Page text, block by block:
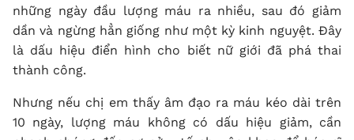
những ngày đầu lượng máu ra nhiều, sau đó giảm
dần và ngừng hẳn giống như một kỳ kinh nguyệt. Đây
là dấu hiệu điển hình cho biết nữ giới đã phá thai
thành công.
Nhưng nếu chị em thấy âm đạo ra máu kéo dài trên
10 ngày, lượng máu không có dấu hiệu giảm, cần